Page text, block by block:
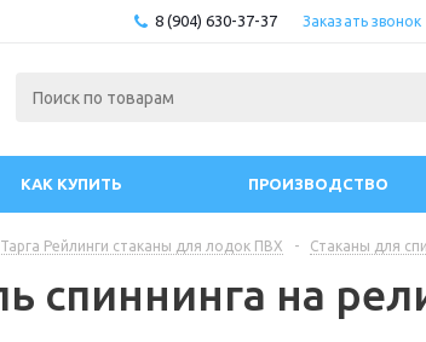
8 (904) 630-37-37 Заказать звонок
КАК КУПИТЬ ПРОИЗВОДСТВО
Тарга Рейлинги стаканы для лодок ПВХ - Стаканы для
спиннинга на